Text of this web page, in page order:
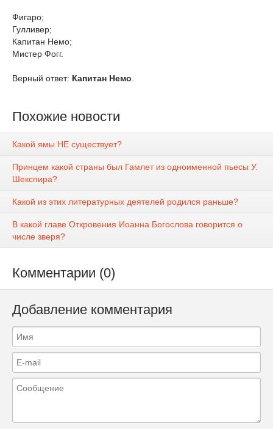
Фигаро;
Гулливер;
Капитан Немо;
Мистер Фогг.
Верный ответ: Капитан Немо
Похожие новости
Какой ямы НЕ существует?
Принцем какой страны был Гамлет из одноименной пьесы У.
Шекспира?
Какой из этих литературных деятелей родился раньше?
В какой главе Откровения Иоанна Богослова говорится о
числе зверя?
Комментарии (0)
Добавление комментария